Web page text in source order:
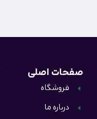
صفحات اصلی
فروشگاه
درباره ما